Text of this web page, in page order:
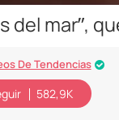
del mar”,
De Tendencias
582,9K